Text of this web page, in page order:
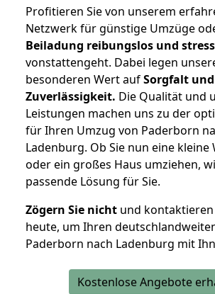
Profitieren Sie von unserem
Netzwerk für günstige Umzüge
Beiladung reibungslos und
vonstattengeht. Dabei legen
besonderen Wert aufSorgfalt und
Zuverlässigkeit. Die Qualität und
Leistungen machen uns zu der
für Ihren Umzug von Paderborn
Ladenburg. Ob Sie nun eine kleine
oder ein großes Haus umziehen,
passende Lösung für Sie.
Zögern Sie nicht und kontaktieren
heute, um Ihren
Paderborn nach Ladenburg mit
Kostenlose Angebote